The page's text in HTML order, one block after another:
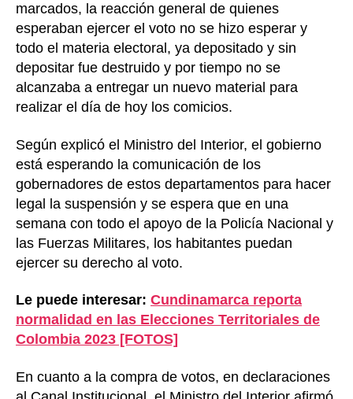
marcados, la reacción general de quienes
esperaban ejercer el voto no se hizo esperar y
todo el materia electoral, ya depositado y sin
depositar fue destruido y por tiempo no se
alcanzaba a entregar un nuevo material para
realizar el día de hoy los comicios.
Según explicó el Ministro del Interior, el gobierno
está esperando la comunicación de los
gobernadores de estos departamentos para hacer
legal la suspensión y se espera que en una
semana con todo el apoyo de la Policía Nacional y
las Fuerzas Militares, los habitantes puedan
ejercer su derecho al voto.
Le puede interesar: Cundinamarca reporta
normalidad en las Elecciones Territoriales de
Colombia 2023 [FOTOS]
En cuanto a la compra de votos, en declaraciones